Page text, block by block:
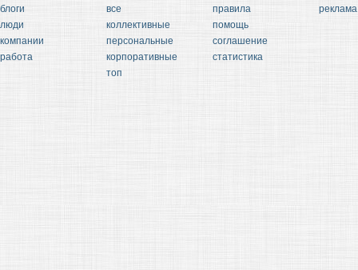
блоги
люди
компании
работа
все
коллективные
персональные
корпоративные
топ
правила
помощь
соглашение
статистика
реклама